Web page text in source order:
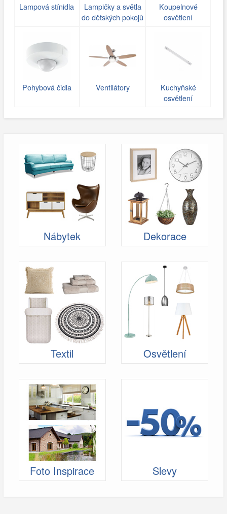
Lampová stínidla
Lampičky a světla
do dětských pokojů
Koupelnové
osvětlení
Pohybová čidla Ventilátory
Kuchyňské
osvětlení
Nábytek Dekorace
Textil Osvětlení
Foto Inspirace Slevy